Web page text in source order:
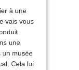
à une
vais vous
une
un musée
Cela lui